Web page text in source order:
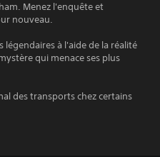
Menez l'enquête et
nouveau.
légendaires à l'aide de la réalité
qui menace ses plus
des transports chez certains